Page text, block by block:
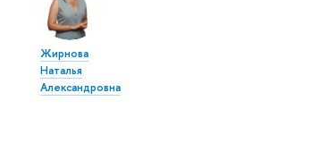
Жирнова
Наталья
Александровна